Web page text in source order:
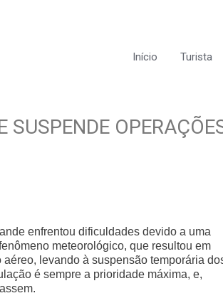
Início Turista
enfrentou dificuldades devido a uma
meteorológico, que resultou em
levando à suspensão temporária
é sempre a prioridade máxima, e,